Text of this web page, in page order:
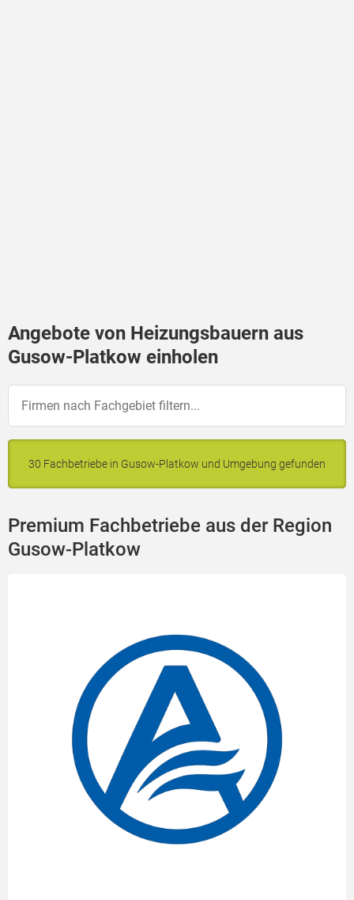
Angebote von Heizungsbauern aus
Gusow-Platkow einholen
30 Fachbetriebe in Gusow-Platkow und Umgebung gefunden
Premium Fachbetriebe aus der Region
Gusow-Platkow